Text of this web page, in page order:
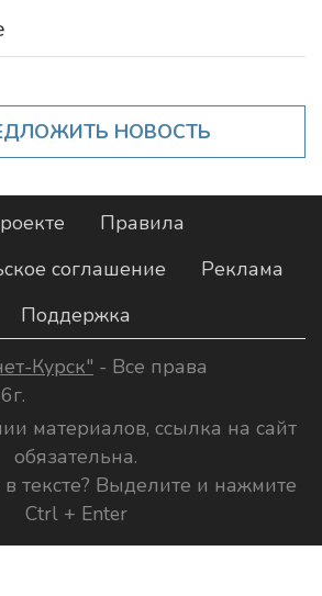
НОВОСТЬ
Правила
соглашение
Реклама
Поддержка
Курск" - Все права
материалов, ссылка на сайт
обязательна.
тексте? Выделите и нажмите
Ctrl + Enter